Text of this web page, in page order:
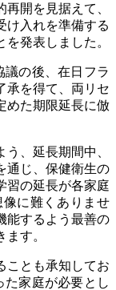
開を見据えて、
け入れを準備する
発表しました。
議の後、在日フラ
承を得て、両リセ
めた期限延長に倣
、延長期間中、
通じ、保健衛生の
習の延長が各家庭
に難くありませ
能するよう最善の
す。
ことも承知してお
た家庭が必要とし